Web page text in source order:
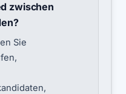
zwischen
Sie